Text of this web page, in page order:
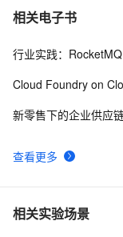
相关电子书
查看更多
行业实践：
Cloud Foundry on
新零售下的企业供应
相关实验场景